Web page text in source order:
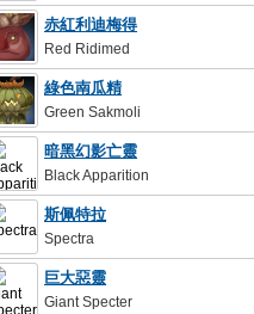
赤紅利迪梅得
Red Ridimed
綠色南瓜精
Green Sakmoli
暗黑幻影亡靈
Black Apparition
斯佩特拉
Spectra
巨大惡靈
Giant Specter